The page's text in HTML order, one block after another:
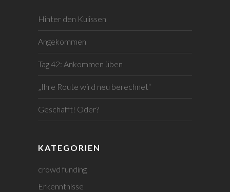
Hinter den Kulissen
Angekommen
Tag 42: Ankommen üben
„Ihre Route wird neu berechnet“
Geschafft! Oder?
KATEGORIEN
crowd funding
Erkenntnisse